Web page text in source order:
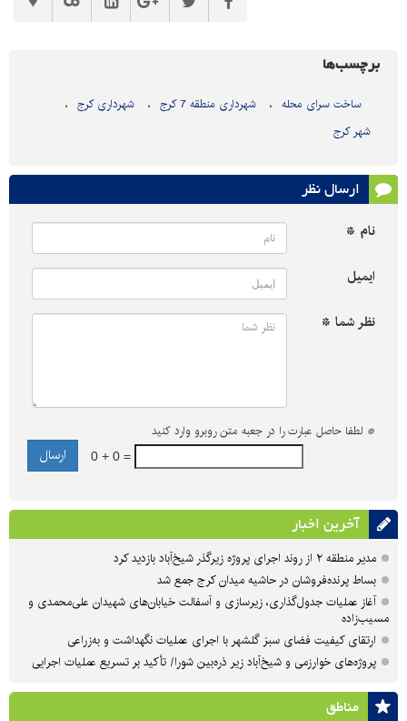
برچسب‌ها
ساخت سرای محله شهرداری منطقه 7 کرج
شهرداری کرج
شهر کرج
ارسال نظر
نام *
ایمیل
نظر شما *
* لطفا حاصل عبارت را در جعبه متن روبرو وارد کنید
0 + 0 =
آخرین اخبار
مدیر منطقه ۲ از روند اجرای پروژه زیرگذر شیخ‌آباد بازدید کرد
بساط پرنده‌فروشان در حاشیه میدان کرج جمع شد
آغاز عملیات جدول‌گذاری، زیرسازی و آسفالت خیابان‌های شهیدان علی‌محمدی و
مسیب‌زاده
ارتقای کیفیت فضای سبز گلشهر با اجرای عملیات نگهداشت و به‌زراعی
پروژه‌های خوارزمی و شیخ‌آباد زیر ذره‌بین شورا/ تأکید بر تسریع عملیات اجرایی
مناطق